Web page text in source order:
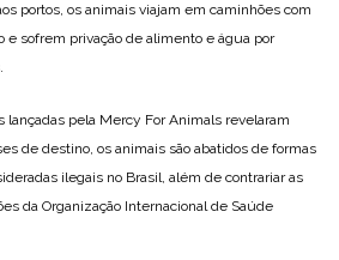
portos, os animais viajam em caminhões com
e sofrem privação de alimento e água por
lançadas pela Mercy For Animals revelaram
de destino, os animais são abatidos de formas
ilegais no Brasil, além de contrariar as
da Organização Internacional de Saúde